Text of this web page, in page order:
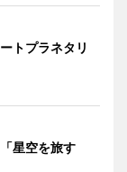
トプラネタリ
星空を旅す